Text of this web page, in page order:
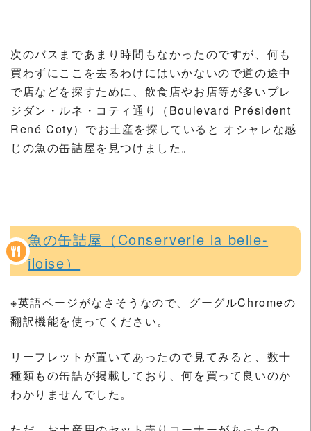
次のバスまであまり時間もなかったのですが、何も
買わずにここを去るわけにはいかないので道の途中
で店などを探すために、飲食店やお店等が多いプレ
ジダン・ルネ・コティ通り（Boulevard Président
René Coty）でお土産を探していると オシャレな感
じの魚の缶詰屋を見つけました。
魚の缶詰屋（Conserverie la belle-
iloise）
※英語ページがなさそうなので、グーグルChromeの
翻訳機能を使ってください。
リーフレットが置いてあったので見てみると、数十
種類もの缶詰が掲載しており、何を買って良いのか
わかりませんでした。